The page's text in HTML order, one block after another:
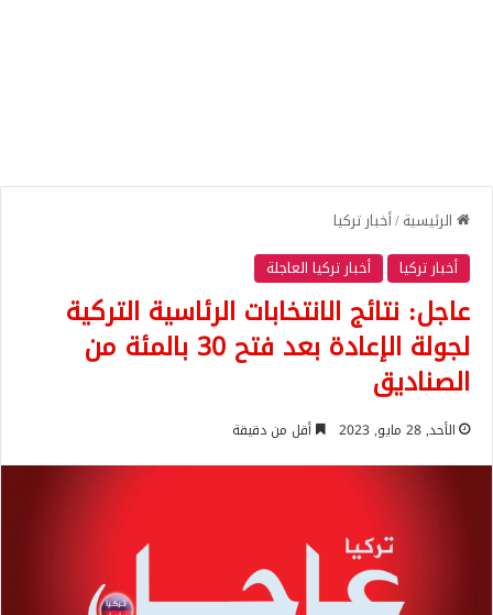
الرئيسية/أخبار تركيا
أخبار تركيا
أخبار تركيا العاجلة
عاجل: نتائج الانتخابات الرئاسية التركية
لجولة الإعادة بعد فتح 30 بالمئة من
الصناديق
الأحد, 28 مايو, 2023 أقل من دقيقة